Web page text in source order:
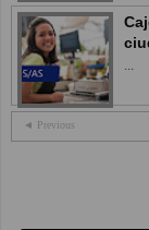
◄ Previous